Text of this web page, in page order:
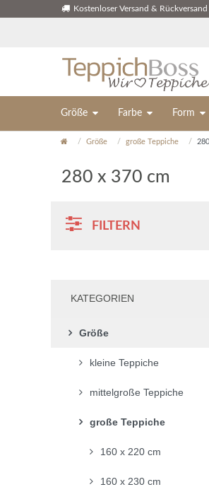
Kostenloser Versand &
Größe Farbe Form
Größe große Teppiche
280 x 370 cm
FILTERN
KATEGORIEN
Größe
kleine Teppiche
mittelgroße Teppiche
große Teppiche
160 x 220 cm
160 x 230 cm